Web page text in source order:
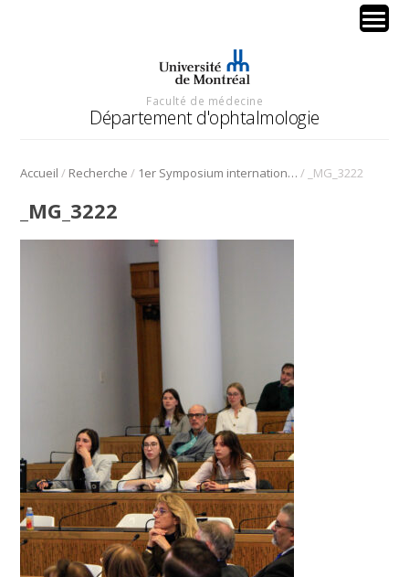
Faculté de médecine
Département d'ophtalmologie
Accueil / Recherche / 1er Symposium international en médecine régénérative de la cornée / _MG_3222
_MG_3222